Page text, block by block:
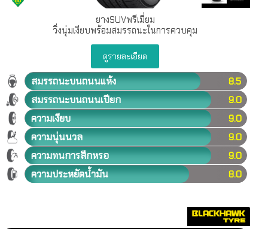
ยางSUVพรีเมี่ยม
วิ่งนุ่มเงียบพร้อมสมรรถนะในการควบคุม
ดูรายละเอียด
สมรรถนะบนถนนแห้ง
8.5
สมรรถนะบนถนนเปียก
9.0
ความเงียบ
9.0
ความนุ่นนวล
9.0
ความทนการสึกหรอ
9.0
ความประหยัดน้ำมัน
8.0